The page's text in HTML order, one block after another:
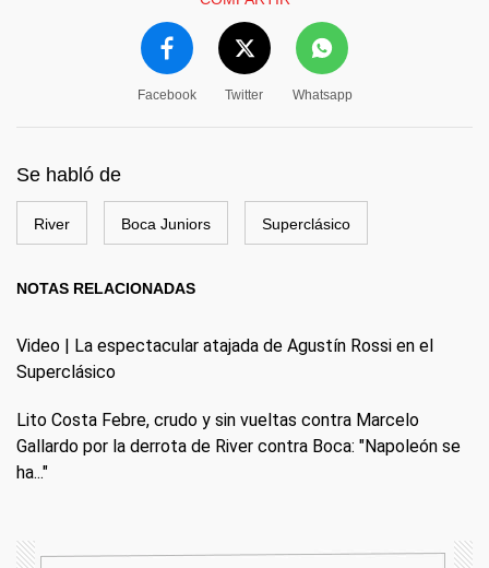
Facebook Twitter Whatsapp
Se habló de
River Boca Juniors Superclásico
NOTAS RELACIONADAS
Video | La espectacular atajada de Agustín Rossi en el
Superclásico
Lito Costa Febre, crudo y sin vueltas contra Marcelo
Gallardo por la derrota de River contra Boca: "Napoleón se
ha..."